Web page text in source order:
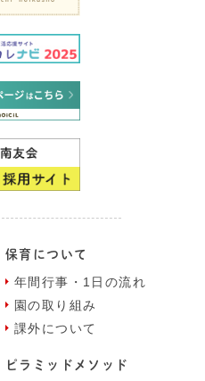
保育について
年間⾏事・1⽇の流れ
園の取り組み
課外について
ピラミッドメソッド